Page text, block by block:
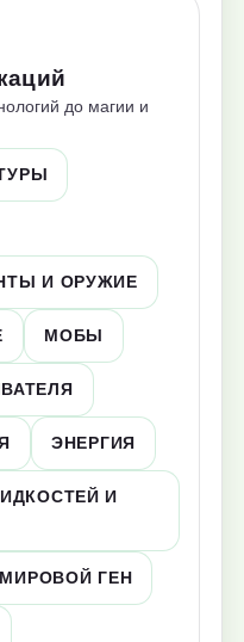
до магии и
И ОРУЖИЕ
МОБЫ
ЭНЕРГИЯ
И
МИРОВОЙ ГЕН